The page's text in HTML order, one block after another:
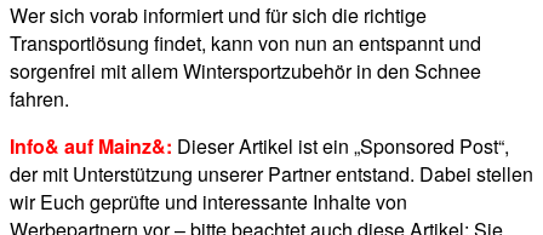
Wer sich vorab informiert und für sich die richtige
Transportlösung findet, kann von nun an entspannt und
sorgenfrei mit allem Wintersportzubehör in den Schnee
fahren.
Info& auf Mainz&: Dieser Artikel ist ein „Sponsored Post“,
der mit Unterstützung unserer Partner entstand. Dabei stellen
wir Euch geprüfte und interessante Inhalte von